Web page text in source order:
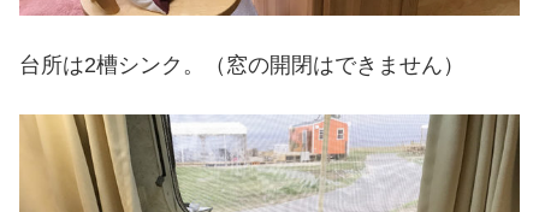
台所は2槽シンク。（窓の開閉はできません）